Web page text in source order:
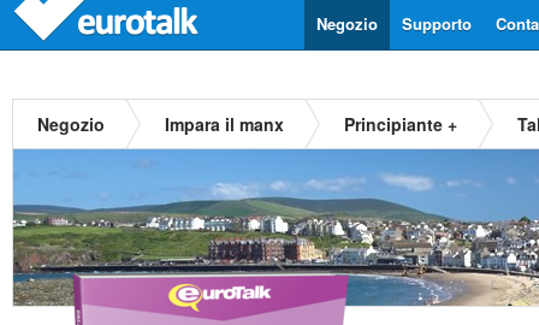
Supporto
Negozio
Negozio Impara il manx Principiante +